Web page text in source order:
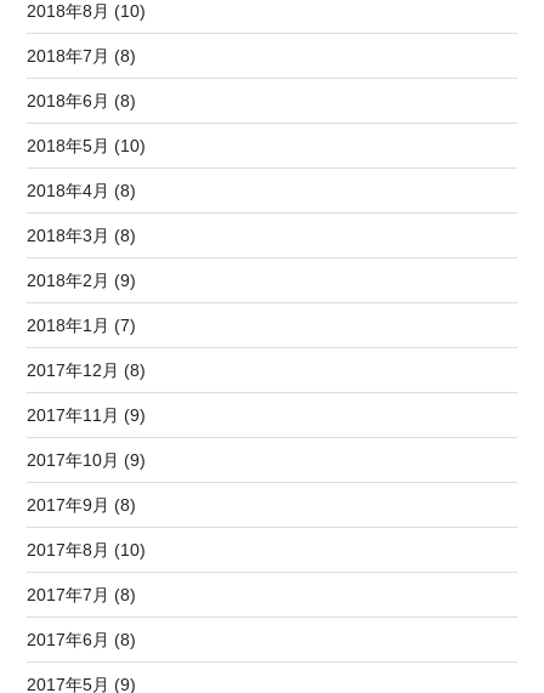
2018年8月 (10)
2018年7月 (8)
2018年6月 (8)
2018年5月 (10)
2018年4月 (8)
2018年3月 (8)
2018年2月 (9)
2018年1月 (7)
2017年12月 (8)
2017年11月 (9)
2017年10月 (9)
2017年9月 (8)
2017年8月 (10)
2017年7月 (8)
2017年6月 (8)
2017年5月 (9)